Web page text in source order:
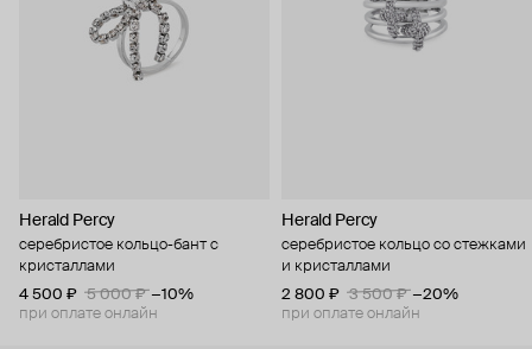
Herald Percy
серебристое кольцо-бант с
кристаллами
4 500 ₽
5 000 ₽ −10%
при оплате онлайн
Herald Percy
серебристое кольцо со стежками
и кристаллами
2 800 ₽
3 500 ₽ −20%
при оплате онлайн